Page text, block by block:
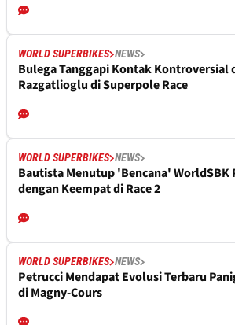
WORLD SUPERBIKES NEWS
Bulega Tanggapi Kontak Kontroversial
Razgatlioglu di Superpole Race
WORLD SUPERBIKES NEWS
Bautista Menutup 'Bencana' WorldSBK
dengan Keempat di Race 2
WORLD SUPERBIKES NEWS
Petrucci Mendapat Evolusi Terbaru
di Magny-Cours